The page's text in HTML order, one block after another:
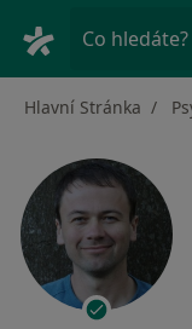
Co hledáte?
Hlavní Stránka